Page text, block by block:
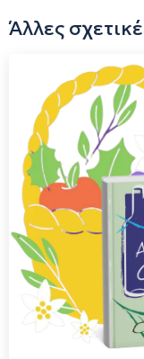
τοπικά προϊόντα
παράγονται από το
αφού το κατάστημα
εξωτερικό. Στο
παντοπωλείο της
τοπικών και
λουκούμια Κορρέ
Κυκλάδων, καθώς
από τις Κυκλάδες.
καταστήματος
μοναδική ποιότητα
Άλλες